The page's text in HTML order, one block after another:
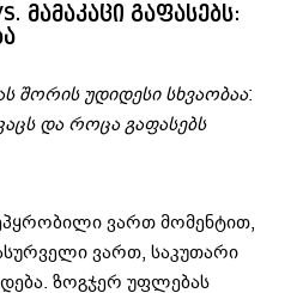
მამაკაცი გაფასებს:
შორის უდიდესი სხვაობაა:
და როცა გაფასებს
ვართ მომენტით,
ვართ, საკუთარი
ზოგჯერ უფლებას